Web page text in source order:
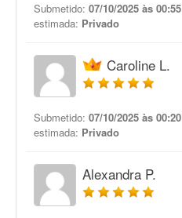
Submetido: 07/10/2025 às 00:55
estimada: Privado
Caroline L.
Submetido: 07/10/2025 às 00:20
estimada: Privado
Alexandra P.